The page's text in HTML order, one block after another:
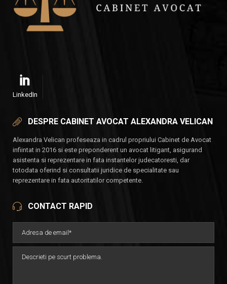
LinkedIn
DESPRE CABINET AVOCAT ALEXANDRA VELICAN
Alexandra Velican profeseaza in cadrul propriului Cabinet de Avocat
infiintat in 2016 si este preponderent un avocat litigant, asigurand
asistenta si reprezentare in fata instantelor judecatoresti, dar
totodata oferind si consultatii juridice de specialitate sau
reprezentare in fata autoritatilor competente.
CONTACT RAPID